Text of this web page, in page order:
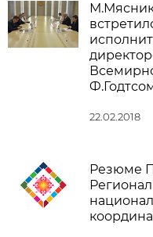
22.02.2018
Резюме